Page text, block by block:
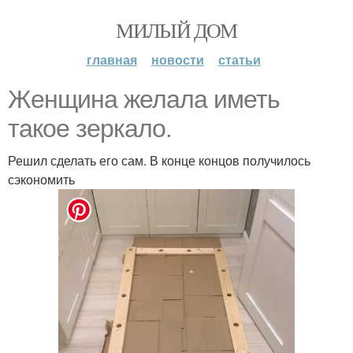
МИЛЫЙ ДОМ
главная новости статьи
Женщина желала иметь
такое зеркало.
Решил сделать его сам. В конце концов получилось
сэкономить